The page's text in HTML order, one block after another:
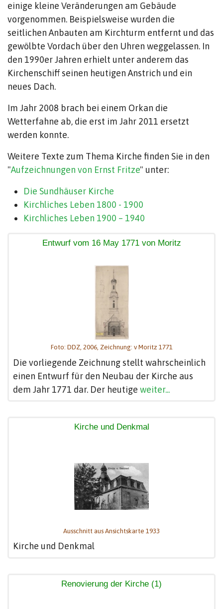
einige kleine Veränderungen am Gebäude
vorgenommen. Beispielsweise wurden die
seitlichen Anbauten am Kirchturm entfernt und das
gewölbte Vordach über den Uhren weggelassen. In
den 1990er Jahren erhielt unter anderem das
Kirchenschiff seinen heutigen Anstrich und ein
neues Dach.
Im Jahr 2008 brach bei einem Orkan die
Wetterfahne ab, die erst im Jahr 2011 ersetzt
werden konnte.
Weitere Texte zum Thema Kirche finden Sie in den
"Aufzeichnungen von Ernst Fritze" unter:
Die Sundhäuser Kirche
Kirchliches Leben 1800 - 1900
Kirchliches Leben 1900 – 1940
Entwurf vom 16 May 1771 von Moritz
Foto: DDZ, 2006, Zeichnung: v Moritz 1771
Die vorliegende Zeichnung stellt wahrscheinlich
einen Entwurf für den Neubau der Kirche aus
dem Jahr 1771 dar. Der heutige weiter...
Kirche und Denkmal
Ausschnitt aus Ansichtskarte 1933
Kirche und Denkmal
Renovierung der Kirche (1)